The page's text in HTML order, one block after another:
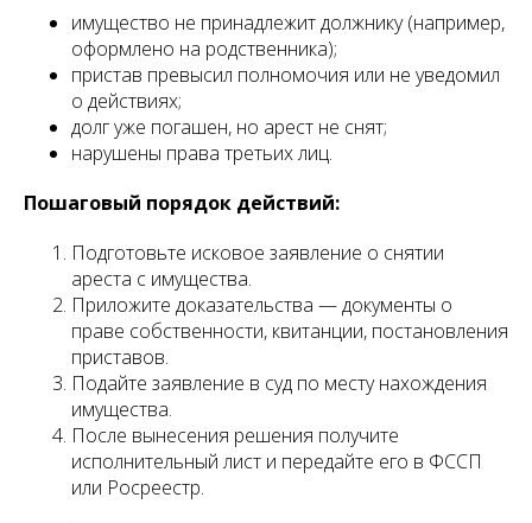
имущество не принадлежит должнику (например,
оформлено на родственника);
пристав превысил полномочия или не уведомил
о действиях;
долг уже погашен, но арест не снят;
нарушены права третьих лиц.
Пошаговый порядок действий:
Подготовьте исковое заявление о снятии
ареста с имущества.
Приложите доказательства — документы о
праве собственности, квитанции, постановления
приставов.
Подайте заявление в суд по месту нахождения
имущества.
После вынесения решения получите
исполнительный лист и передайте его в ФССП
или Росреестр.